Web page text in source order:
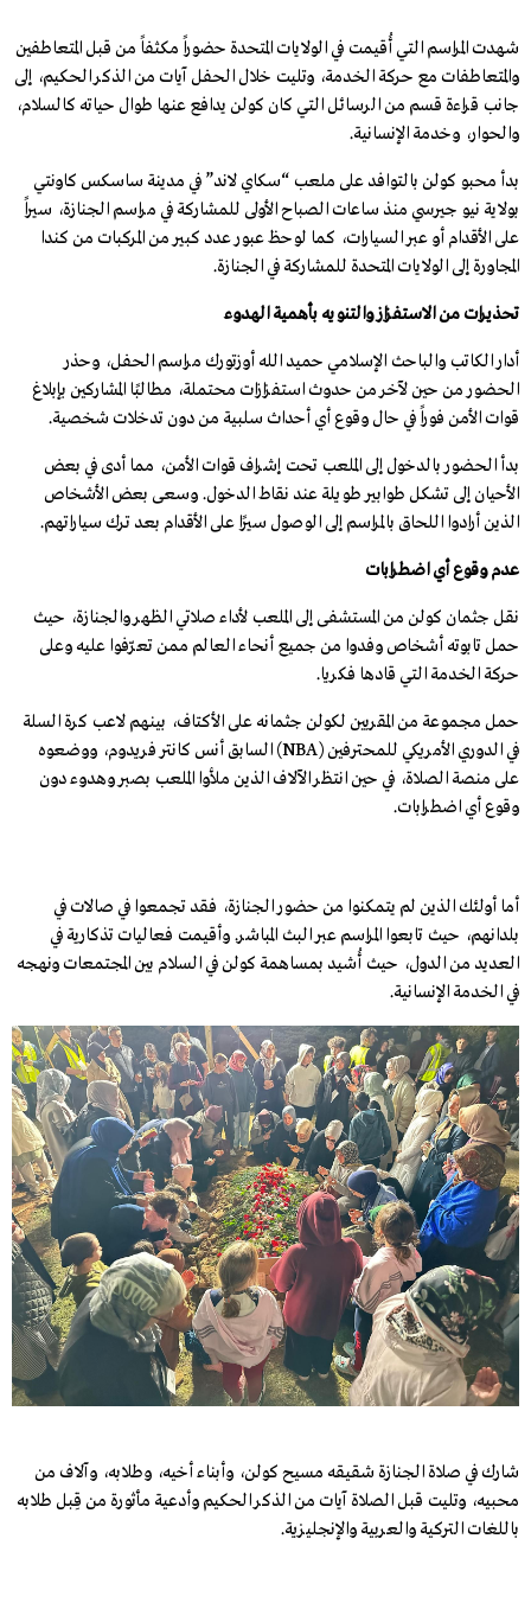
شهدت المراسم التي أُقيمت في الولايات المتحدة حضوراً مكثفاً من قبل المتعاطفين
والمتعاطفات مع حركة الخدمة، وتليت خلال الحفل آيات من الذكر الحكيم، إلى
جانب قراءة قسم من الرسائل التي كان كولن يدافع عنها طوال حياته كالسلام،
والحوار، وخدمة الإنسانية.
بدأ محبو كولن بالتوافد على ملعب “سكاي لاند” في مدينة ساسكس كاونتي
بولاية نيو جيرسي منذ ساعات الصباح الأولى للمشاركة في مراسم الجنازة، سيراً
على الأقدام أو عبر السيارات، كما لوحظ عبور عدد كبير من المركبات من كندا
المجاورة إلى الولايات المتحدة للمشاركة في الجنازة.
تحذيرات من الاستفزاز والتنويه بأهمية الهدوء
أدار الكاتب والباحث الإسلامي حميد الله أوزتورك مراسم الحفل، وحذر
الحضور من حين لآخر من حدوث استفزازات محتملة، مطالبًا المشاركين بإبلاغ
قوات الأمن فوراً في حال وقوع أي أحداث سلبية من دون تدخلات شخصية.
بدأ الحضور بالدخول إلى الملعب تحت إشراف قوات الأمن، مما أدى في بعض
الأحيان إلى تشكل طوابير طويلة عند نقاط الدخول. وسعى بعض الأشخاص
الذين أرادوا اللحاق بالمراسم إلى الوصول سيرًا على الأقدام بعد ترك سياراتهم.
عدم وقوع أي اضطرابات
نقل جثمان كولن من المستشفى إلى الملعب لأداء صلاتي الظهر والجنازة، حيث
حمل تابوته أشخاص وفدوا من جميع أنحاء العالم ممن تعرّفوا عليه وعلى
حركة الخدمة التي قادها فكريا.
حمل مجموعة من المقربين لكولن جثمانه على الأكتاف، بينهم لاعب كرة السلة
في الدوري الأمريكي للمحترفين (NBA) السابق أنس كانتر فريدوم، ووضعوه
على منصة الصلاة، في حين انتظر الآلاف الذين ملأوا الملعب بصبر وهدوء دون
وقوع أي اضطرابات.
أما أولئك الذين لم يتمكنوا من حضور الجنازة، فقد تجمعوا في صالات في
بلدانهم، حيث تابعوا المراسم عبر البث المباشر. وأقيمت فعاليات تذكارية في
العديد من الدول، حيث أُشيد بمساهمة كولن في السلام بين المجتمعات ونهجه
في الخدمة الإنسانية.
شارك في صلاة الجنازة شقيقه مسيح كولن، وأبناء أخيه، وطلابه، وآلاف من
محبيه، وتليت قبل الصلاة آيات من الذكر الحكيم وأدعية مأثورة من قِبل طلابه
باللغات التركية والعربية والإنجليزية.